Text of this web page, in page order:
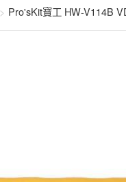
Pro'sKit寶工 HW-V114B